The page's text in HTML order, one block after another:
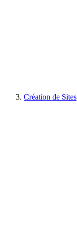
Création de Sites